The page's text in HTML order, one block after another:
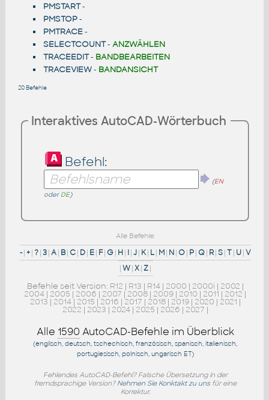
PMSTART-
PMSTOP-
PMTRACE-
SELECTCOUNT- ANZWÄHLEN
TRACEEDIT- BANDBEARBEITEN
TRACEVIEW- BANDANSICHT
20 Befehle
Interaktives AutoCAD-Wörterbuch
Befehl:
(EN
oder DE)
Alle Befehle:
- |+ | ? |3 |A | B |C | D | E | F |G | H | I |J | K | L | M | N |O | P |Q | R |S |T | U |V
|W |X |Z |
Befehle seit Version: R12 | R13 | R14| 2000 | 2000i | 2002 |
2004 | 2005 | 2006 | 2007 |2008 | 2009 | 2010 | 2011 | 2012|
2013 | 2014| 2015 |2016 | 2017 | 2018| 2019| 2020 | 2021 |
2022 | 2023 | 2024| 2025 | 2026 | 2027 |
Alle 1590 AutoCAD-Befehle im Überblick
(englisch, deutsch, tschechisch, französisch, spanisch, italienisch,
portugiesisch, polnisch, ungarisch ET)
Fehlendes AutoCAD-Befehl? Falsche Übersetzung in der
fremdsprachige Version? Nehmen Sie Konktakt zu unsfür eine
Korrektur.